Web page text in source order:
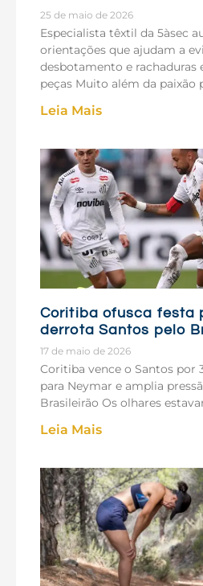
25 de maio de 2026
Especialista têxtil da 5àsec
orientações que ajudam a
desbotamento e rachaduras
peças Muito além da paixão
Leia Mais
Coritiba ofusca festa
derrota Santos pelo
17 de maio de 2026
Coritiba vence o Santos por
para Neymar e amplia
Brasileirão Os olhares
Leia Mais